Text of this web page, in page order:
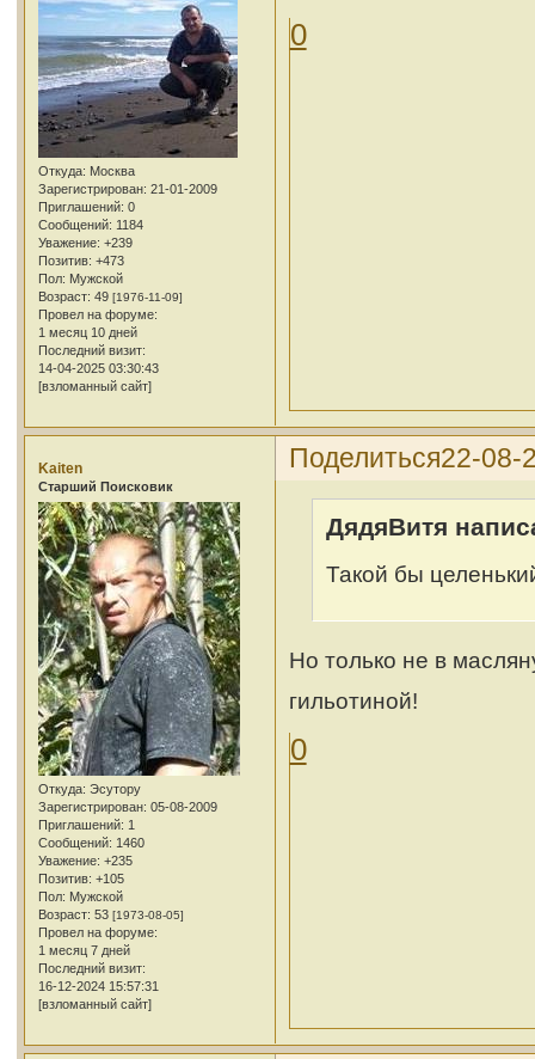
Откуда: Москва
Зарегистрирован: 21-01-2009
Приглашений: 0
Сообщений: 1184
Уважение: +239
Позитив: +473
Пол: Мужской
Возраст: 49 [1976-11-09]
Провел на форуме:
1 месяц 10 дней
Последний визит:
14-04-2025 03:30:43
[взломанный сайт]
0
Поделиться22-08-
Kaiten
Cтарший Поисковик
Откуда: Эсутору
Зарегистрирован: 05-08-2009
Приглашений: 1
Сообщений: 1460
Уважение: +235
Позитив: +105
Пол: Мужской
Возраст: 53 [1973-08-05]
Провел на форуме:
1 месяц 7 дней
Последний визит:
16-12-2024 15:57:31
[взломанный сайт]
ДядяВитя
Такой бы
Но только не в
гильотиной!
0